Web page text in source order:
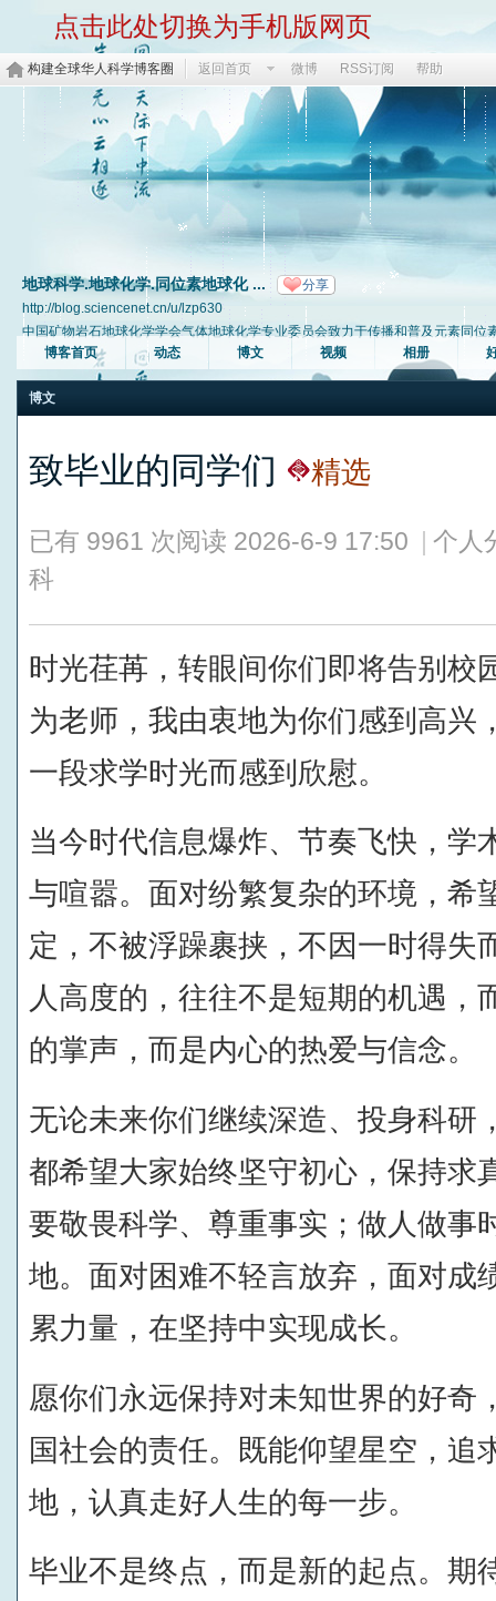
点击此处切换为手机版网页
构建全球华人科学博客圈 返回首页 微博 RSS订阅 帮助
地球科学.地球化学.同位素地球化 ... 分享
http://blog.sciencenet.cn/u/lzp630
中国矿物岩石地球化学学会气体地球化学专业委员会致力于传播和普及元素同
博客首页
动态 博文 视频 相册
博文
致毕业的同学们 精选
已有 9961 次阅读 2026-6-9 17:50
个人
科
时光荏苒，转眼间你们即将告别校
为老师，我由衷地为你们感到高兴
一段求学时光而感到欣慰。
当今时代信息爆炸、节奏飞快，学
与喧嚣。面对纷繁复杂的环境，希
定，不被浮躁裹挟，不因一时得失
人高度的，往往不是短期的机遇，
的掌声，而是内心的热爱与信念。
无论未来你们继续深造、投身科研
都希望大家始终坚守初心，保持求
要敬畏科学、尊重事实；做人做事
地。面对困难不轻言放弃，面对成
累力量，在坚持中实现成长。
愿你们永远保持对未知世界的好奇
国社会的责任。既能仰望星空，追
地，认真走好人生的每一步。
毕业不是终点，而是新的起点。期